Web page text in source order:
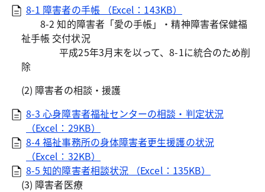
8-1 障害者の手帳 （Excel：143KB）
8-2 知的障害者「愛の手帳」・精神障害者保健福
祉手帳 交付状況
平成25年3月末を以って、8-1に統合のため削
除
(2) 障害者の相談・援護
8-3 心身障害者福祉センターの相談・判定状況
（Excel：29KB）
8-4 福祉事務所の身体障害者更生援護の状況
（Excel：32KB）
8-5 知的障害者相談状況 （Excel：135KB）
(3) 障害者医療